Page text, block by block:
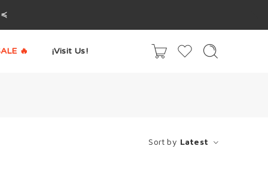
🔥 ¡Visit Us!
Sort by Latest